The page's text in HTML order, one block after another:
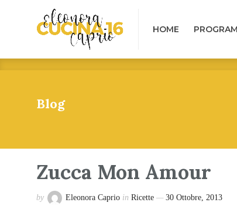
HOME
Blog
Zucca Mon Amour
by Eleonora Caprio in Ricette 30 Ottobre, 2013